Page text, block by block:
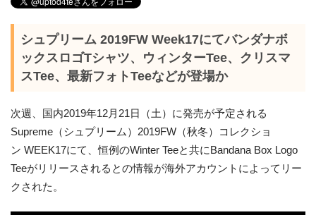
シュプリーム 2019FW Week17にてバンダナボ
ックスロゴTシャツ、ウィンターTee、クリスマ
スTee、最新フォトTeeなどが登場か
次週、国内2019年12月21日（土）に発売が予定される
Supreme（シュプリーム）2019FW（秋冬）コレクショ
ン WEEK17にて、恒例のWinter Teeと共にBandana Box Logo
Teeがリリースされるとの情報が海外アカウントによってリー
クされた。